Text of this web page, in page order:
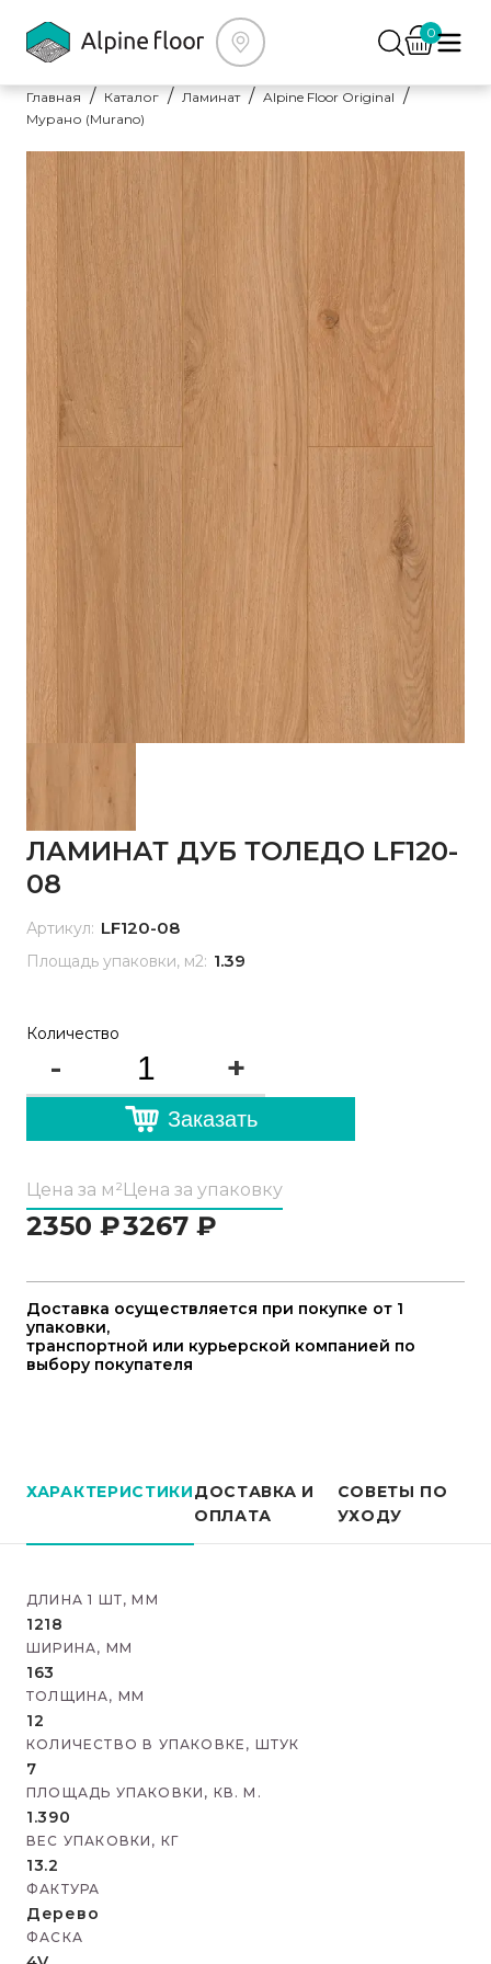
0
Главная Каталог Ламинат
Alpine Floor Original
Мурано (Murano)
ЛАМИНАТ ДУБ ТОЛЕДО LF120-
08
Артикул: LF120-08
Площадь упаковки, м2: 1.39
Количество
- +
Заказать
Цена за м²
2350 ₽
Цена за упаковку
3267 ₽
Доставка осуществляется при покупке от 1
упаковки,
транспортной или курьерской компанией по
выбору покупателя
ХАРАКТЕРИСТИКИДОСТАВКА И
ОПЛАТА
СОВЕТЫ ПО
УХОДУ
ДЛИНА 1 ШТ, ММ
1218
ШИРИНА, ММ
163
ТОЛЩИНА, ММ
12
КОЛИЧЕСТВО В УПАКОВКЕ, ШТУК
7
ПЛОЩАДЬ УПАКОВКИ, КВ. М.
1.390
ВЕС УПАКОВКИ, КГ
13.2
ФАКТУРА
Дерево
ФАСКА